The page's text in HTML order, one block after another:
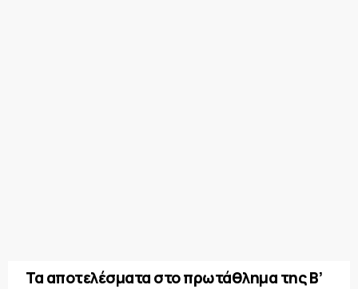
Τα αποτελέσματα στο πρωτάθλημα της Β’